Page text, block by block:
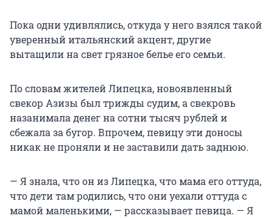
Пока одни удивлялись, откуда у него взялся такой
уверенный итальянский акцент, другие
вытащили на свет грязное белье его семьи.
По словам жителей Липецка, новоявленный
свекор Азизы был трижды судим, а свекровь
назанимала денег на сотни тысяч рублей и
сбежала за бугор. Впрочем, певицу эти доносы
никак не проняли и не заставили дать заднюю.
— Я знала, что он из Липецка, что мама его оттуда,
что дети там родились, что они уехали оттуда с
мамой маленькими, — рассказывает певица. — Я